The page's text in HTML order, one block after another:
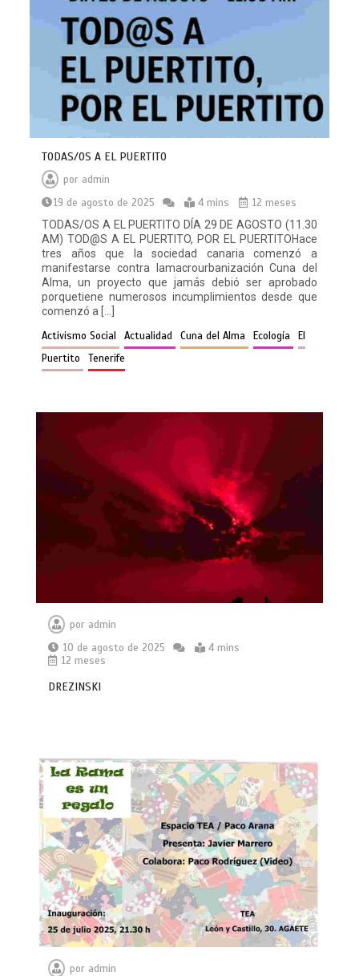
TODAS/OS A EL PUERTITO
por admin
19 de agosto de 2025
4 mins
12 meses
TODAS/OS A EL PUERTITO DÍA 29 DE AGOSTO (11.30
AM) TOD@S A EL PUERTITO, POR EL PUERTITOHace
tres años que la sociedad canaria comenzó a
manifestarse contra lamacrourbanización Cuna del
Alma, un proyecto que jamás debió ser aprobado
porquetiene numerosos incumplimientos desde que
comenzó a […]
Activismo Social
Actualidad Cuna del Alma Ecología
El
Puertito
Tenerife
por admin
10 de agosto de 2025
4 mins
12 meses
DREZINSKI
por admin